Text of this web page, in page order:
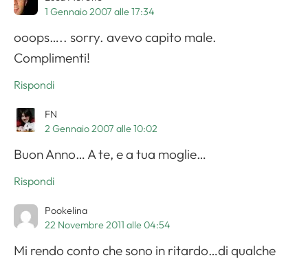
1 Gennaio 2007 alle 17:34
ooops….. sorry. avevo capito male.
Complimenti!
Rispondi
FN
2 Gennaio 2007 alle 10:02
Buon Anno… A te, e a tua moglie…
Rispondi
Pookelina
22 Novembre 2011 alle 04:54
Mi rendo conto che sono in ritardo…di qualche